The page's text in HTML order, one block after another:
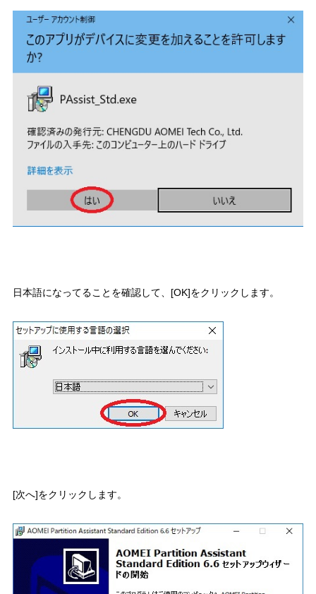
日本語になってることを確認して、[OK]をクリックします。
[次へ]をクリックします。